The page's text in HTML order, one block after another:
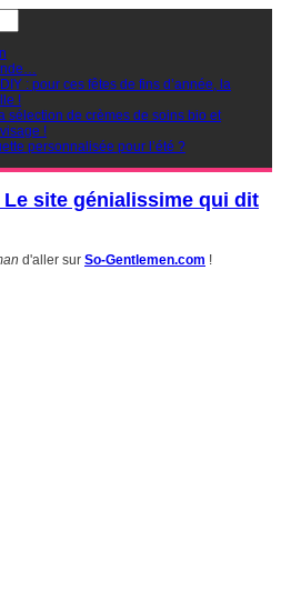
: pour ces fêtes de fins d’année, la
!
sélection de crèmes de soins bio et
!
personnalisée pour l’été ?
Le site génialissime qui dit
d'aller sur So-Gentlemen.com !